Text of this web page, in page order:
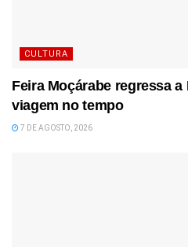
CULTURA
Feira Moçárabe regressa
viagem no tempo
7 DE AGOSTO, 2026